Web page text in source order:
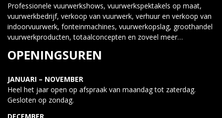
Professionele vuurwerkshows, vuurwerkspektakels op maat,
vuurwerkbedrijf, verkoop van vuurwerk, verhuur en verkoop van
indoorvuurwerk, fonteinmachines, vuurwerkopslag, groothandel
vuurwerkproducten, totaalconcepten en zoveel meer…
OPENINGSUREN
JANUARI – NOVEMBER
Heel het jaar open op afspraak van maandag tot zaterdag.
Gesloten op zondag.
DECEMBER